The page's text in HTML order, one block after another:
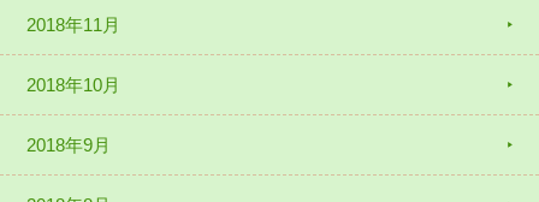
2018年11月
2018年10月
2018年9月